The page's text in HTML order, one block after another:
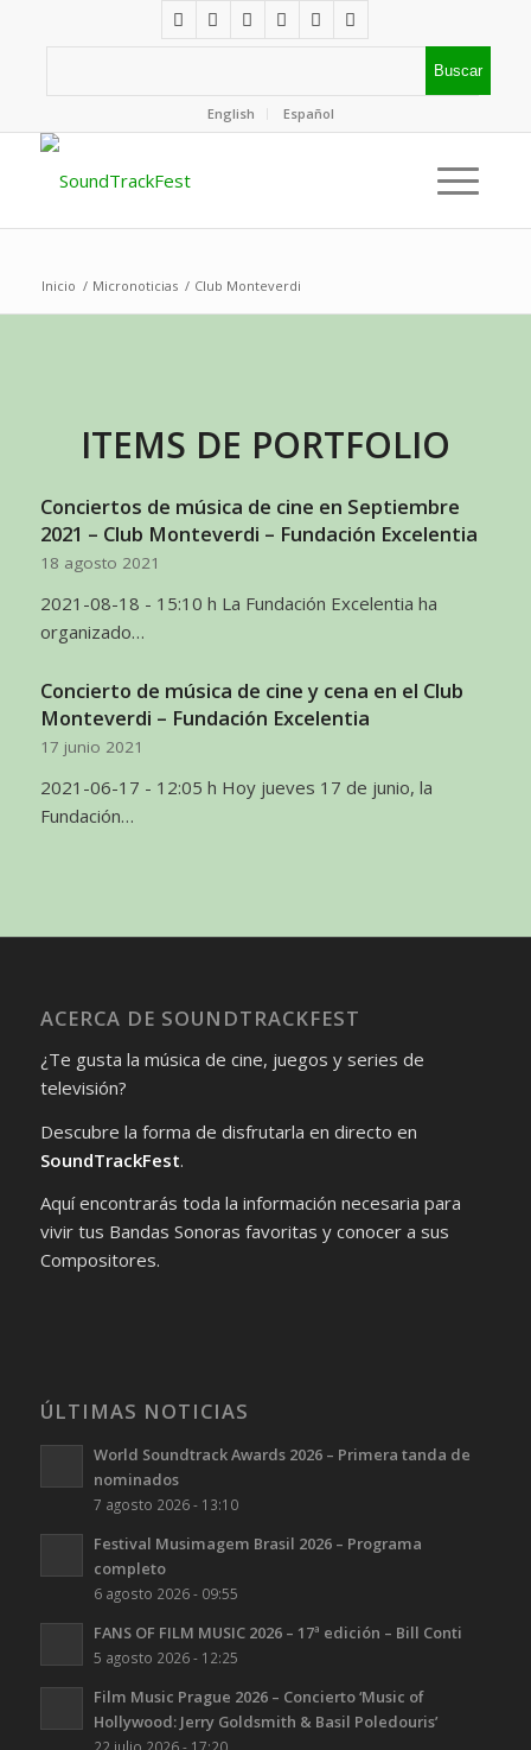
English Español
Inicio / Micronoticias / Club Monteverdi
ITEMS DE PORTFOLIO
Conciertos de música de cine en Septiembre
2021 – Club Monteverdi – Fundación Excelentia
18 agosto 2021
2021-08-18 - 15:10 h La Fundación Excelentia ha
organizado…
Concierto de música de cine y cena en el Club
Monteverdi – Fundación Excelentia
17 junio 2021
2021-06-17 - 12:05 h Hoy jueves 17 de junio, la
Fundación…
ACERCA DE SOUNDTRACKFEST
¿Te gusta la música de cine, juegos y series de
televisión?
Descubre la forma de disfrutarla en directo en
SoundTrackFest.
Aquí encontrarás toda la información necesaria para
vivir tus Bandas Sonoras favoritas y conocer a sus
Compositores.
ÚLTIMAS NOTICIAS
World Soundtrack Awards 2026 – Primera tanda de
nominados
7 agosto 2026 - 13:10
Festival Musimagem Brasil 2026 – Programa
completo
6 agosto 2026 - 09:55
FANS OF FILM MUSIC 2026 – 17ª edición – Bill Conti
5 agosto 2026 - 12:25
Film Music Prague 2026 – Concierto ‘Music of
Hollywood: Jerry Goldsmith & Basil Poledouris’